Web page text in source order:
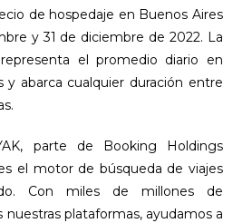
de hospedaje en Buenos Aires
y 31 de diciembre de 2022. La
el promedio diario en
y abarca cualquier duración entre
parte de Booking Holdings
el motor de búsqueda de viajes
Con miles de millones de
nuestras plataformas, ayudamos a